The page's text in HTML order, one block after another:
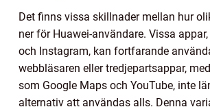
Det finns vissa skillnader mellan hur
ner för Huawei-användare. Vissa
och Instagram, kan fortfarande
webbläsaren eller tredjepartsappar,
som Google Maps och YouTube, inte
alternativ att användas alls. Denna